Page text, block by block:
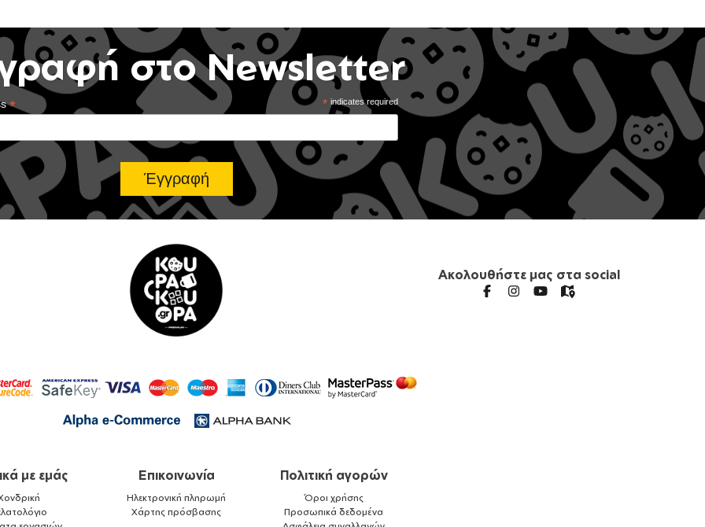
στο Newsletter
*indicates required
*
Ακολουθήστε μας στα social
με εμάς Επικοινωνία
Ηλεκτρονική πληρωμή
Χάρτης πρόσβασης
Πολιτική αγορών
Όροι χρήσης
Προσωπικά δεδομένα